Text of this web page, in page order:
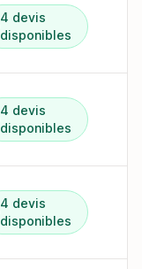
4 devis
disponibles
4 devis
disponibles
4 devis
disponibles